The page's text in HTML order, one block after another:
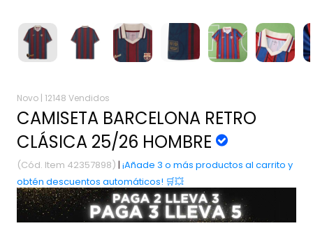
Novo | 12148 Vendidos
CAMISETA BARCELONA RETRO
CLÁSICA 25/26 HOMBRE
(Cód. Item 42357898) | ¡Añade 3 o más productos al carrito y
obtén descuentos automáticos! 🛒💥